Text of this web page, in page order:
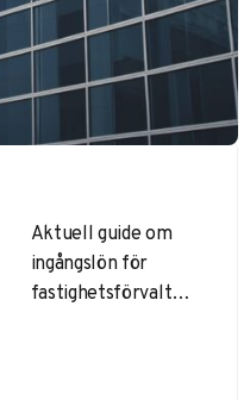
Aktuell guide om
ingångslön för
fastighetsförvaltar